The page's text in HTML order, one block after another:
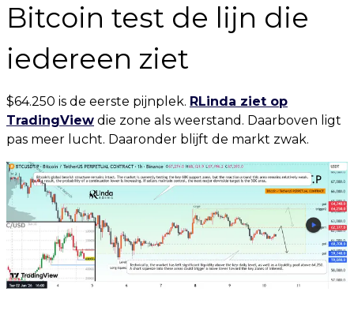
Bitcoin test de lijn die
iedereen ziet
$64.250 is de eerste pijnplek. RLinda ziet op
TradingView die zone als weerstand. Daarboven ligt
pas meer lucht. Daaronder blijft de markt zwak.